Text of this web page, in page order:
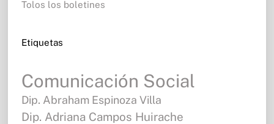
Tolos los boletines
Etiquetas
Comunicación Social
Dip. Abraham Espinoza Villa
Dip. Adriana Campos Huirache